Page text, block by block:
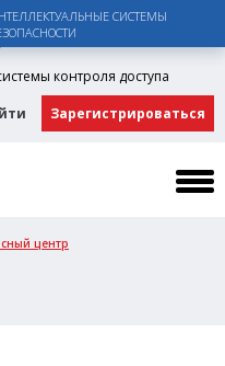
СИСТЕМЫ
контроля доступа
Зарегистрироваться
центр